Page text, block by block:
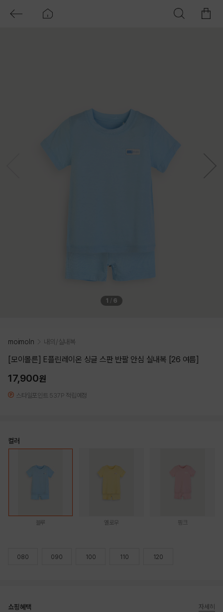
1 / 6
moimoln 내의/실내복
[모이몰른] E플린레이온 싱글 스판 반팔 안심 실내복 [26 여름]
17,900원
스타일포인트 537P 적립예정
컬러
블루 옐로우 핑크
080 090 100 110 120
쇼핑혜택
자세히